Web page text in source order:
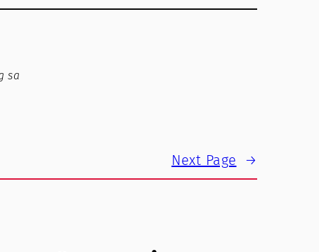
sa
Next Page →